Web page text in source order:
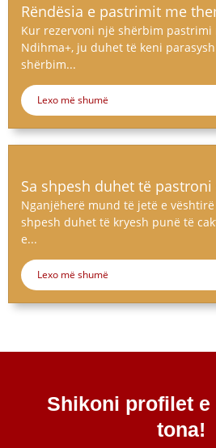
Rëndësia e pastrimit me
Kur rezervoni një shërbim pastrimi
Ndihma+, ju duhet të keni
shërbim...
Lexo më shumë
Sa shpesh duhet të
Nganjëherë mund të jetë e
shpesh duhet të kryesh punë të
e...
Lexo më shumë
Shikoni profilet e
tona!